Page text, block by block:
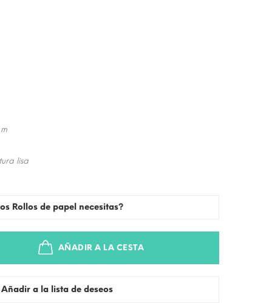
lisa
Rollos de papel necesitas?
AÑADIR A LA CESTA
Añadir a la lista de deseos